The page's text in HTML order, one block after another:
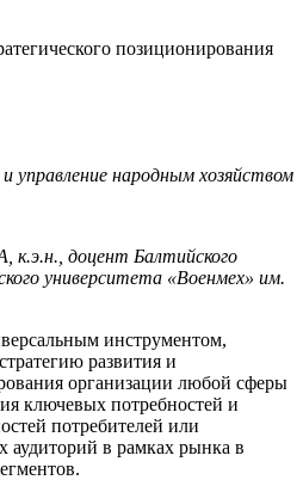
позиционирования
управление народным хозяйством
доцент Балтийского
университета «Военмех» им.
инструментом,
развития и
организации любой сферы
ключевых потребностей и
потребителей или
аудиторий в рамках рынка в